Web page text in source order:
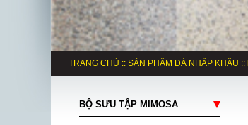
TRANG CHỦ :: SẢN PHẨM ĐÁ NHẬP KHẨU ::
BỘ SƯU TẬP MIMOSA